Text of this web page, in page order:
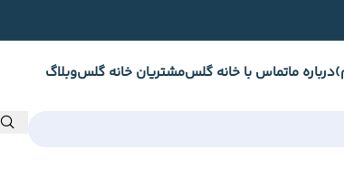
درباره ماتماس با خانه گلسمشتریان خانه گلسوبلاگ